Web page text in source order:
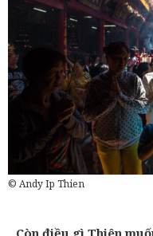
© Andy Ip Thien